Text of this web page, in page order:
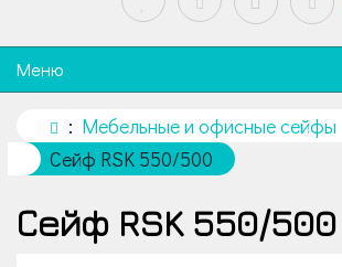
Меню
Мебельные и офисные сейфы
Сейф RSK 550/500
Сейф RSK 550/500